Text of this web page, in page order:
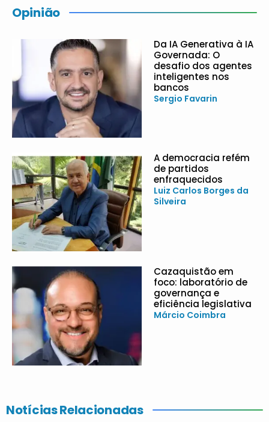
Opinião
Da IA Generativa à IA
Governada: O
desafio dos agentes
inteligentes nos
bancos
Sergio Favarin
A democracia refém
de partidos
enfraquecidos
Luiz Carlos Borges da
Silveira
Cazaquistão em
foco: laboratório de
governança e
eficiência legislativa
Márcio Coimbra
Notícias Relacionadas